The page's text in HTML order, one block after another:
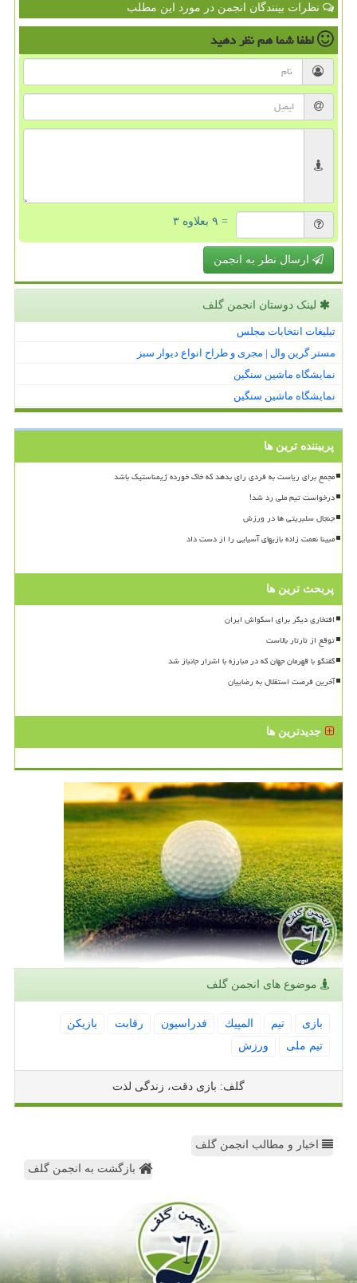
نظرات بینندگان انجمن در مورد این مطلب
لطفا شما همنظر دهید
= ۹ بعلاوه ۳
ارسال نظر به انجمن
لینک دوستان انجمن گلف
تبلیغات انتخابات مجلس
مستر گرین وال | مجری و طراح انواع دیوار سبز
نمایشگاه ماشین سنگین
نمایشگاه ماشین سنگین
پربیننده ترین ها
مجمع برای ریاست به فردی رای بدهد که خاک خورده ژیمناستیک باشد
درخواست تیم ملی رد شد!
جنجال سلبریتی ها در ورزش
مبینا نعمت زاده بازیهای آسیایی را از دست داد
پربحث ترین ها
افتخاری دیگر برای اسکواش ایران
توقع از تارتار بالاست
گفتگو با قهرمان جهان که در مبارزه با اشرار جانباز شد
آخرین فرصت استقلال به رضاییان
جدیدترین ها
موضوع های انجمن گلف
بازی تیم المپیك فدراسیون رقابت
بازیكن
تیم ملی
ورزش
گلف: بازی دقت، زندگی لذت
اخبار و مطالب انجمن گلف
بازگشت به انجمن گلف